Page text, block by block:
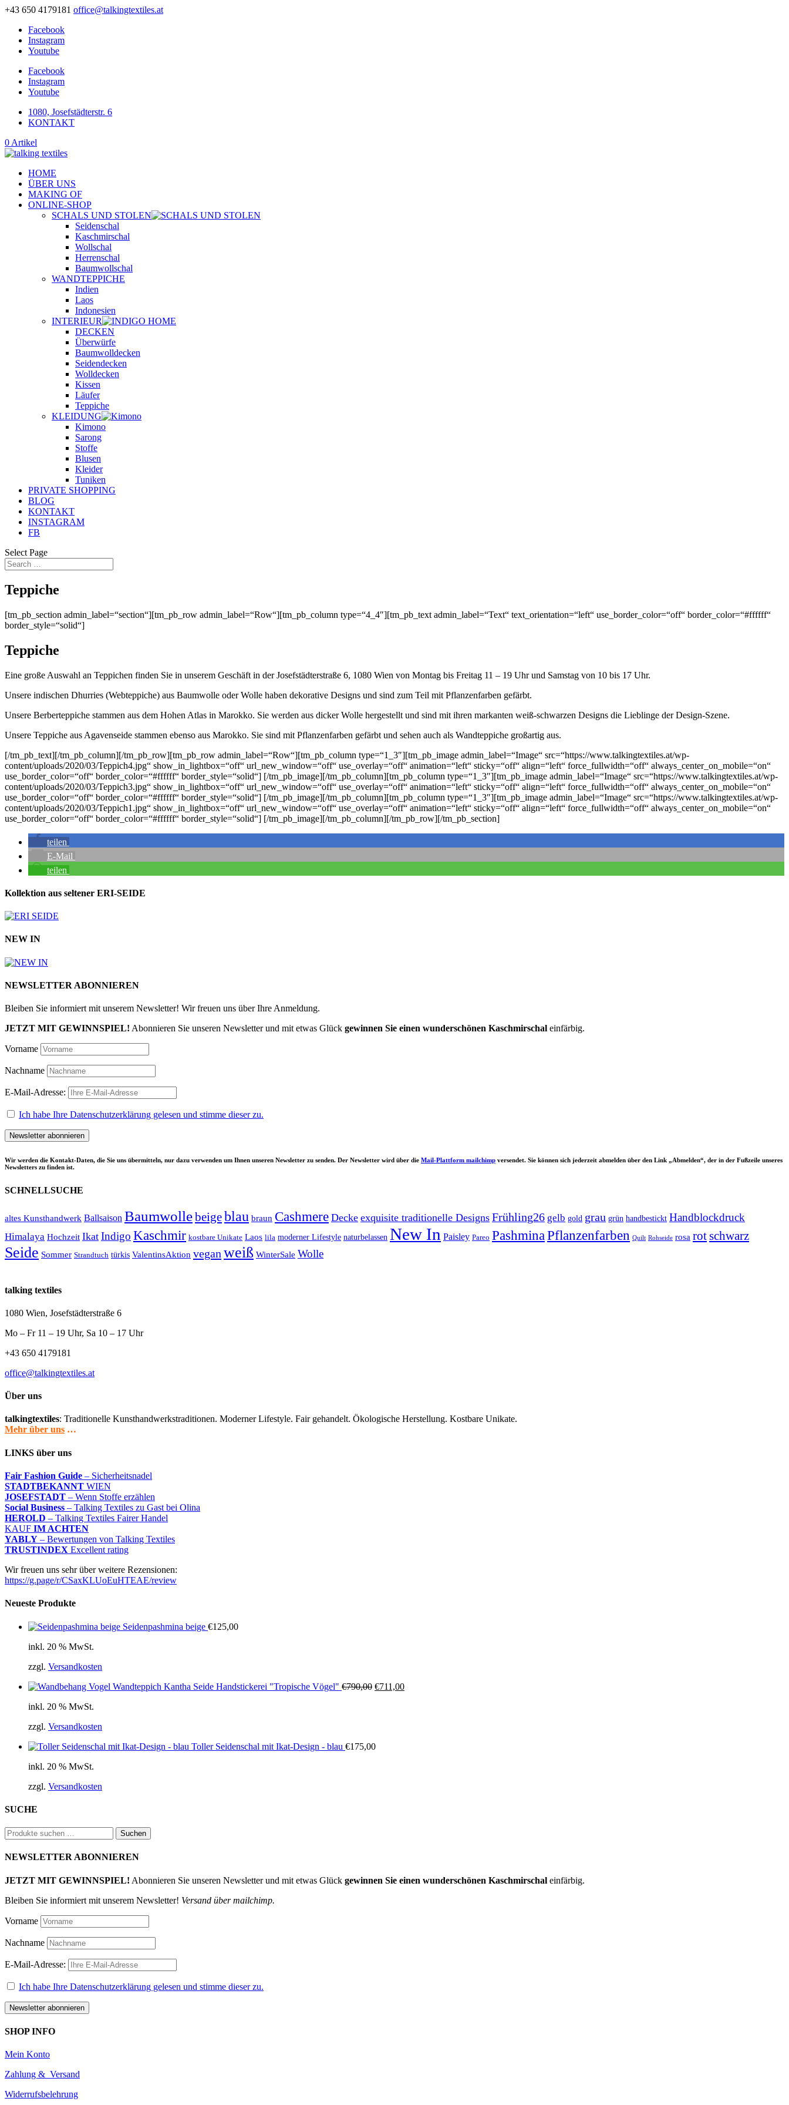
+43 650 4179181 office@talkingtextiles.at
Facebook
Instagram
Youtube
Facebook
Instagram
Youtube
1080, Josefstädterstr. 6
KONTAKT
0 Artikel
HOME
ÜBER UNS
MAKING OF
ONLINE-SHOP
SCHALS UND STOLEN
Seidenschal
Kaschmirschal
Wollschal
Herrenschal
Baumwollschal
WANDTEPPICHE
Indien
Laos
Indonesien
INTERIEUR
DECKEN
Überwürfe
Baumwolldecken
Seidendecken
Wolldecken
Kissen
Läufer
Teppiche
KLEIDUNG
Kimono
Sarong
Stoffe
Blusen
Kleider
Tuniken
PRIVATE SHOPPING
BLOG
KONTAKT
INSTAGRAM
FB
Select Page
Teppiche
[tm_pb_section admin_label=“section“][tm_pb_row admin_label=“Row“][tm_pb_column type=“4_4″][tm_pb_text admin_label=“Text“ text_orientation=“left“ use_border_color=“off“ border_color=“#ffffff“
border_style=“solid“]
Teppiche
Eine große Auswahl an Teppichen finden Sie in unserem Geschäft in der Josefstädterstraße 6, 1080 Wien von Montag bis Freitag 11 – 19 Uhr und Samstag von 10 bis 17 Uhr.
Unsere indischen Dhurries (Webteppiche) aus Baumwolle oder Wolle haben dekorative Designs und sind zum Teil mit Pflanzenfarben gefärbt.
Unsere Berberteppiche stammen aus dem Hohen Atlas in Marokko. Sie werden aus dicker Wolle hergestellt und sind mit ihren markanten weiß-schwarzen Designs die Lieblinge der Design-Szene.
Unsere Teppiche aus Agavenseide stammen ebenso aus Marokko. Sie sind mit Pflanzenfarben gefärbt und sehen auch als Wandteppiche großartig aus.
[/tm_pb_text][/tm_pb_column][/tm_pb_row][tm_pb_row admin_label=“Row“][tm_pb_column type=“1_3″][tm_pb_image admin_label=“Image“ src=“https://www.talkingtextiles.at/wp-
content/uploads/2020/03/Teppich4.jpg“ show_in_lightbox=“off“ url_new_window=“off“ use_overlay=“off“ animation=“left“ sticky=“off“ align=“left“ force_fullwidth=“off“ always_center_on_mobile=“on“
use_border_color=“off“ border_color=“#ffffff“ border_style=“solid“] [/tm_pb_image][/tm_pb_column][tm_pb_column type=“1_3″][tm_pb_image admin_label=“Image“ src=“https://www.talkingtextiles.at/wp-
content/uploads/2020/03/Teppich3.jpg“ show_in_lightbox=“off“ url_new_window=“off“ use_overlay=“off“ animation=“left“ sticky=“off“ align=“left“ force_fullwidth=“off“ always_center_on_mobile=“on“
use_border_color=“off“ border_color=“#ffffff“ border_style=“solid“] [/tm_pb_image][/tm_pb_column][tm_pb_column type=“1_3″][tm_pb_image admin_label=“Image“ src=“https://www.talkingtextiles.at/wp-
content/uploads/2020/03/Teppich1.jpg“ show_in_lightbox=“off“ url_new_window=“off“ use_overlay=“off“ animation=“left“ sticky=“off“ align=“left“ force_fullwidth=“off“ always_center_on_mobile=“on“
use_border_color=“off“ border_color=“#ffffff“ border_style=“solid“] [/tm_pb_image][/tm_pb_column][/tm_pb_row][/tm_pb_section]
teilen
E-Mail
teilen
Kollektion aus seltener ERI-SEIDE
NEW IN
NEWSLETTER ABONNIEREN
Bleiben Sie informiert mit unserem Newsletter! Wir freuen uns über Ihre Anmeldung.
JETZT MIT GEWINNSPIEL! Abonnieren Sie unseren Newsletter und mit etwas Glück gewinnen Sie einen wunderschönen Kaschmirschal einfärbig.
Vorname
Nachname
E-Mail-Adresse:
Ich habe Ihre Datenschutzerklärung gelesen und stimme dieser zu.
Wir werden die Kontakt-Daten, die Sie uns übermitteln, nur dazu verwenden um Ihnen unseren Newsletter zu senden. Der Newsletter wird über die Mail-Plattform mailchimp versendet. Sie können sich jederzeit abmelden über den Link „Abmelden“, der in der Fußzeile unseres
Newsletters zu finden ist.
SCHNELLSUCHE
altes Kunsthandwerk Ballsaison Baumwollebeigeblau braun Cashmere Decke exquisite traditionelle Designs Frühling26 gelb gold grau grün handbestickt Handblockdruck
Himalaya Hochzeit Ikat Indigo Kaschmir kostbare Unikate Laos lila moderner Lifestyle naturbelassen New In Paisley Pareo PashminaPflanzenfarben Quilt Rohseide rosa rotschwarz
Seide Sommer Strandtuch türkis ValentinsAktion veganweiß WinterSale Wolle
talking textiles
1080 Wien, Josefstädterstraße 6
Mo – Fr 11 – 19 Uhr, Sa 10 – 17 Uhr
+43 650 4179181
office@talkingtextiles.at
Über uns
talkingtextiles: Traditionelle Kunsthandwerkstraditionen. Moderner Lifestyle. Fair gehandelt. Ökologische Herstellung. Kostbare Unikate.
Mehr über uns …
LINKS über uns
Fair Fashion Guide – Sicherheitsnadel
STADTBEKANNT WIEN
JOSEFSTADT – Wenn Stoffe erzählen
Social Business – Talking Textiles zu Gast bei Olina
HEROLD – Talking Textiles Fairer Handel
KAUF IM ACHTEN
YABLY – Bewertungen von Talking Textiles
TRUSTINDEX Excellent rating
Wir freuen uns sehr über weitere Rezensionen:
https://g.page/r/CSaxKLUoEuHTEAE/review
Neueste Produkte
Seidenpashmina beige €125,00
inkl. 20 % MwSt.
zzgl. Versandkosten
Wandteppich Kantha Seide Handstickerei "Tropische Vögel" €790,00 Ursprünglicher
€711,00Aktueller
inkl. 20 % MwSt.
zzgl. Versandkosten
Toller Seidenschal mit Ikat-Design - blau €175,00
inkl. 20 % MwSt.
zzgl. Versandkosten
SUCHE
Suchen
nach:
Suchen
NEWSLETTER ABONNIEREN
JETZT MIT GEWINNSPIEL! Abonnieren Sie unseren Newsletter und mit etwas Glück gewinnen Sie einen wunderschönen Kaschmirschal einfärbig.
Bleiben Sie informiert mit unserem Newsletter! Versand über mailchimp.
Vorname
Nachname
E-Mail-Adresse:
Ich habe Ihre Datenschutzerklärung gelesen und stimme dieser zu.
SHOP INFO
Mein Konto
Zahlung & Versand
Widerrufsbelehrung